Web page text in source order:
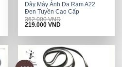
Dây Máy Ảnh Da Ram A22
Đen Tuyền Cao Cấp
362.000VND
Original
was:
219.000VNDCurrent
is: